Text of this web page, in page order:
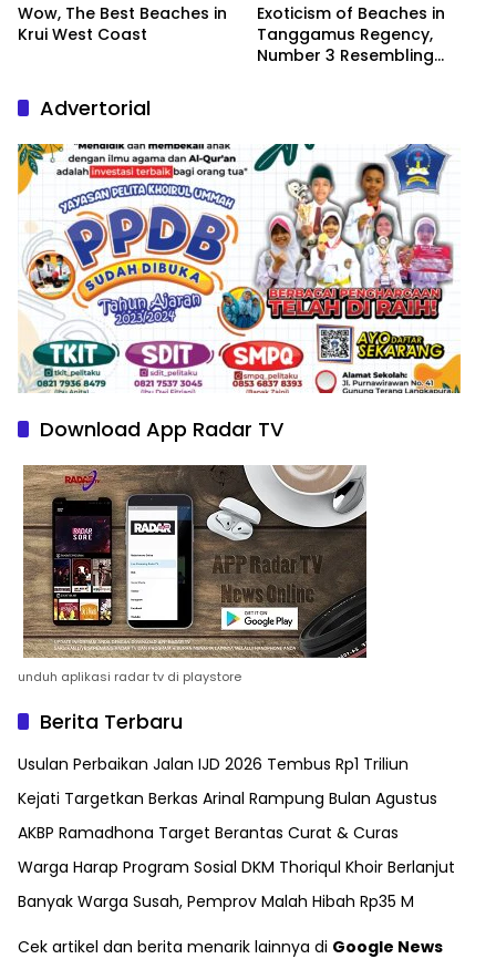
Wow, The Best Beaches in
Krui West Coast
Exoticism of Beaches in
Tanggamus Regency,
Number 3 Resembling
Advertorial
Download App Radar TV
unduh aplikasi radar tv di playstore
Berita Terbaru
Usulan Perbaikan Jalan IJD 2026 Tembus Rp1 Triliun
Kejati Targetkan Berkas Arinal Rampung Bulan Agustus
AKBP Ramadhona Target Berantas Curat & Curas
Warga Harap Program Sosial DKM Thoriqul Khoir Berlanjut
Banyak Warga Susah, Pemprov Malah Hibah Rp35 M
Cek artikel dan berita menarik lainnya di Google News